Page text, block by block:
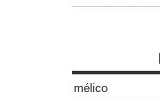
mélico